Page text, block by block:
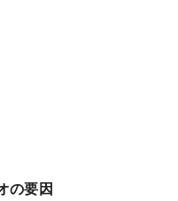
の要因